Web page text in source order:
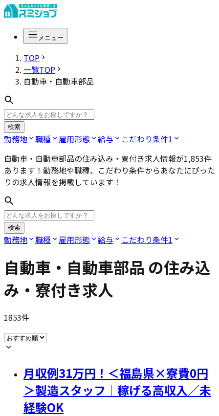
メニュー
TOP
一覧TOP
自動車・自動車部品
検索
勤務地 職種 雇用形態 給与 こだわり条件1
自動車・自動車部品の住み込み・寮付き求人情報が1,853件
あります！勤務地や職種、こだわり条件からあなたにぴった
りの求人情報を掲載しています！
検索
勤務地 職種 雇用形態 給与 こだわり条件1
自動車・自動車部品 の住み込
み・寮付き求人
1853件
月収例31万円！＜福島県×寮費0円
＞製造スタッフ｜稼げる高収入／未
経験OK